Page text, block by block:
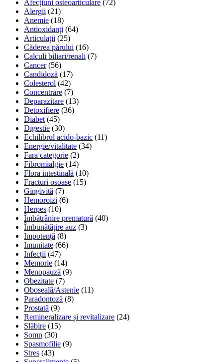
Afecțiuni osteoarticulare (72)
Alergii (21)
Anemie (18)
Antioxidanți (64)
Articulații (25)
Căderea părului (16)
Calculi biliari/renali (7)
Cancer (56)
Candidoză (17)
Colesterol (42)
Concentrare (7)
Deparazitare (13)
Detoxifiere (36)
Diabet (45)
Digestie (30)
Echilibrul acido-bazic (11)
Energie/vitalitate (34)
Fara categorie (2)
Fibromialgie (14)
Flora intestinală (10)
Fracturi osoase (15)
Gingivită (7)
Hemoroizi (6)
Herpes (10)
Îmbătrânire prematură (40)
Îmbunătățire auz (3)
Impotență (8)
Imunitate (66)
Infecții (47)
Memorie (14)
Menopauză (9)
Obezitate (7)
Oboseală/Astenie (11)
Paradontoză (8)
Prostată (9)
Remineralizare și revitalizare (24)
Slăbire (15)
Somn (30)
Spasmofilie (9)
Stres (43)